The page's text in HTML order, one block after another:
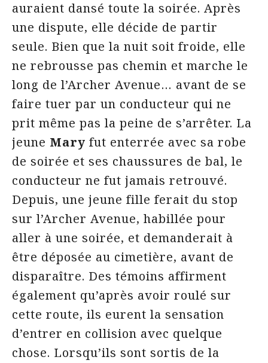
auraient dansé toute la soirée. Après
une dispute, elle décide de partir
seule. Bien que la nuit soit froide, elle
ne rebrousse pas chemin et marche le
long de l’Archer Avenue… avant de se
faire tuer par un conducteur qui ne
prit même pas la peine de s’arrêter. La
jeune Mary fut enterrée avec sa robe
de soirée et ses chaussures de bal, le
conducteur ne fut jamais retrouvé.
Depuis, une jeune fille ferait du stop
sur l’Archer Avenue, habillée pour
aller à une soirée, et demanderait à
être déposée au cimetière, avant de
disparaître. Des témoins affirment
également qu’après avoir roulé sur
cette route, ils eurent la sensation
d’entrer en collision avec quelque
chose. Lorsqu’ils sont sortis de la